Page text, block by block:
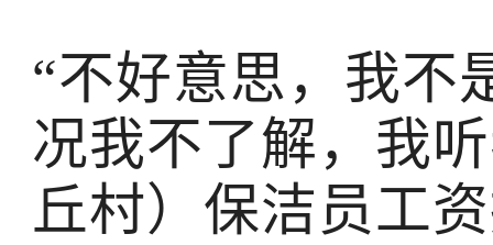
“不好意思，我不
况我不了解，我
丘村）保洁员工